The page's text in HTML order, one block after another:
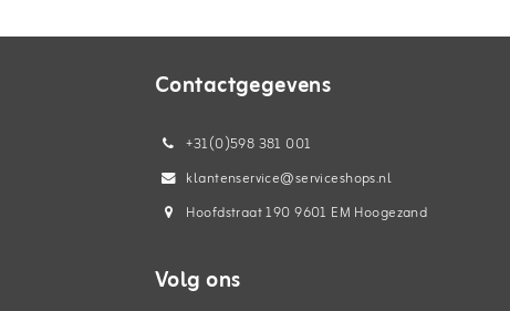
Contactgegevens
+31(0)598 381 001
klantenservice@serviceshops.nl
Hoofdstraat 190 9601 EM Hoogezand
Volg ons